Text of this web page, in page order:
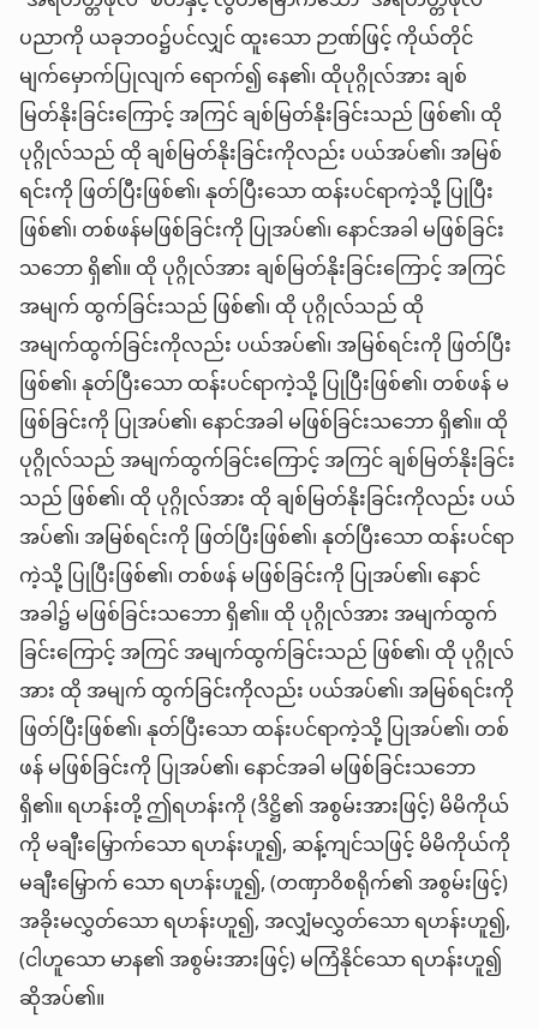
ပညာကို ယခုဘဝ၌ပင်လျှင် ထူးသော ဉာဏ်ဖြင့် ကိုယ်တိုင်
မျက်မှောက်ပြုလျက် ရောက်၍ နေ၏၊ ထိုပုဂ္ဂိုလ်အား ချစ်
မြတ်နိုးခြင်းကြောင့် အကြင် ချစ်မြတ်နိုးခြင်းသည် ဖြစ်၏၊ ထို
ပုဂ္ဂိုလ်သည် ထို ချစ်မြတ်နိုးခြင်းကိုလည်း ပယ်အပ်၏၊ အမြစ်
ရင်းကို ဖြတ်ပြီးဖြစ်၏၊ နုတ်ပြီးသော ထန်းပင်ရာကဲ့သို့ ပြုပြီး
ဖြစ်၏၊ တစ်ဖန်မဖြစ်ခြင်းကို ပြုအပ်၏၊ နောင်အခါ မဖြစ်ခြင်း
သဘော ရှိ၏။ ထို ပုဂ္ဂိုလ်အား ချစ်မြတ်နိုးခြင်းကြောင့် အကြင်
အမျက် ထွက်ခြင်းသည် ဖြစ်၏၊ ထို ပုဂ္ဂိုလ်သည် ထို
အမျက်ထွက်ခြင်းကိုလည်း ပယ်အပ်၏၊ အမြစ်ရင်းကို ဖြတ်ပြီး
ဖြစ်၏၊ နုတ်ပြီးသော ထန်းပင်ရာကဲ့သို့ ပြုပြီးဖြစ်၏၊ တစ်ဖန် မ
ဖြစ်ခြင်းကို ပြုအပ်၏၊ နောင်အခါ မဖြစ်ခြင်းသဘော ရှိ၏။ ထို
ပုဂ္ဂိုလ်သည် အမျက်ထွက်ခြင်းကြောင့် အကြင် ချစ်မြတ်နိုးခြင်း
သည် ဖြစ်၏၊ ထို ပုဂ္ဂိုလ်အား ထို ချစ်မြတ်နိုးခြင်းကိုလည်း ပယ်
အပ်၏၊ အမြစ်ရင်းကို ဖြတ်ပြီးဖြစ်၏၊ နုတ်ပြီးသော ထန်းပင်ရာ
ကဲ့သို့ ပြုပြီးဖြစ်၏၊ တစ်ဖန် မဖြစ်ခြင်းကို ပြုအပ်၏၊ နောင်
အခါ၌ မဖြစ်ခြင်းသဘော ရှိ၏။ ထို ပုဂ္ဂိုလ်အား အမျက်ထွက်
ခြင်းကြောင့် အကြင် အမျက်ထွက်ခြင်းသည် ဖြစ်၏၊ ထို ပုဂ္ဂိုလ်
အား ထို အမျက် ထွက်ခြင်းကိုလည်း ပယ်အပ်၏၊ အမြစ်ရင်းကို
ဖြတ်ပြီးဖြစ်၏၊ နုတ်ပြီးသော ထန်းပင်ရာကဲ့သို့ ပြုအပ်၏၊ တစ်
ဖန် မဖြစ်ခြင်းကို ပြုအပ်၏၊ နောင်အခါ မဖြစ်ခြင်းသဘော
ရှိ၏။ ရဟန်းတို့ ဤရဟန်းကို (ဒိဋ္ဌိ၏ အစွမ်းအားဖြင့်) မိမိကိုယ်
ကို မချီးမြှောက်သော ရဟန်းဟူ၍, ဆန့်ကျင်သဖြင့် မိမိကိုယ်ကို
မချီးမြှောက် သော ရဟန်းဟူ၍, (တဏှာဝိစရိုက်၏ အစွမ်းဖြင့်)
အခိုးမလွှတ်သော ရဟန်းဟူ၍, အလျှံမလွှတ်သော ရဟန်းဟူ၍,
(ငါဟူသော မာန၏ အစွမ်းအားဖြင့်) မကြံနိုင်သော ရဟန်းဟူ၍
ဆိုအပ်၏။